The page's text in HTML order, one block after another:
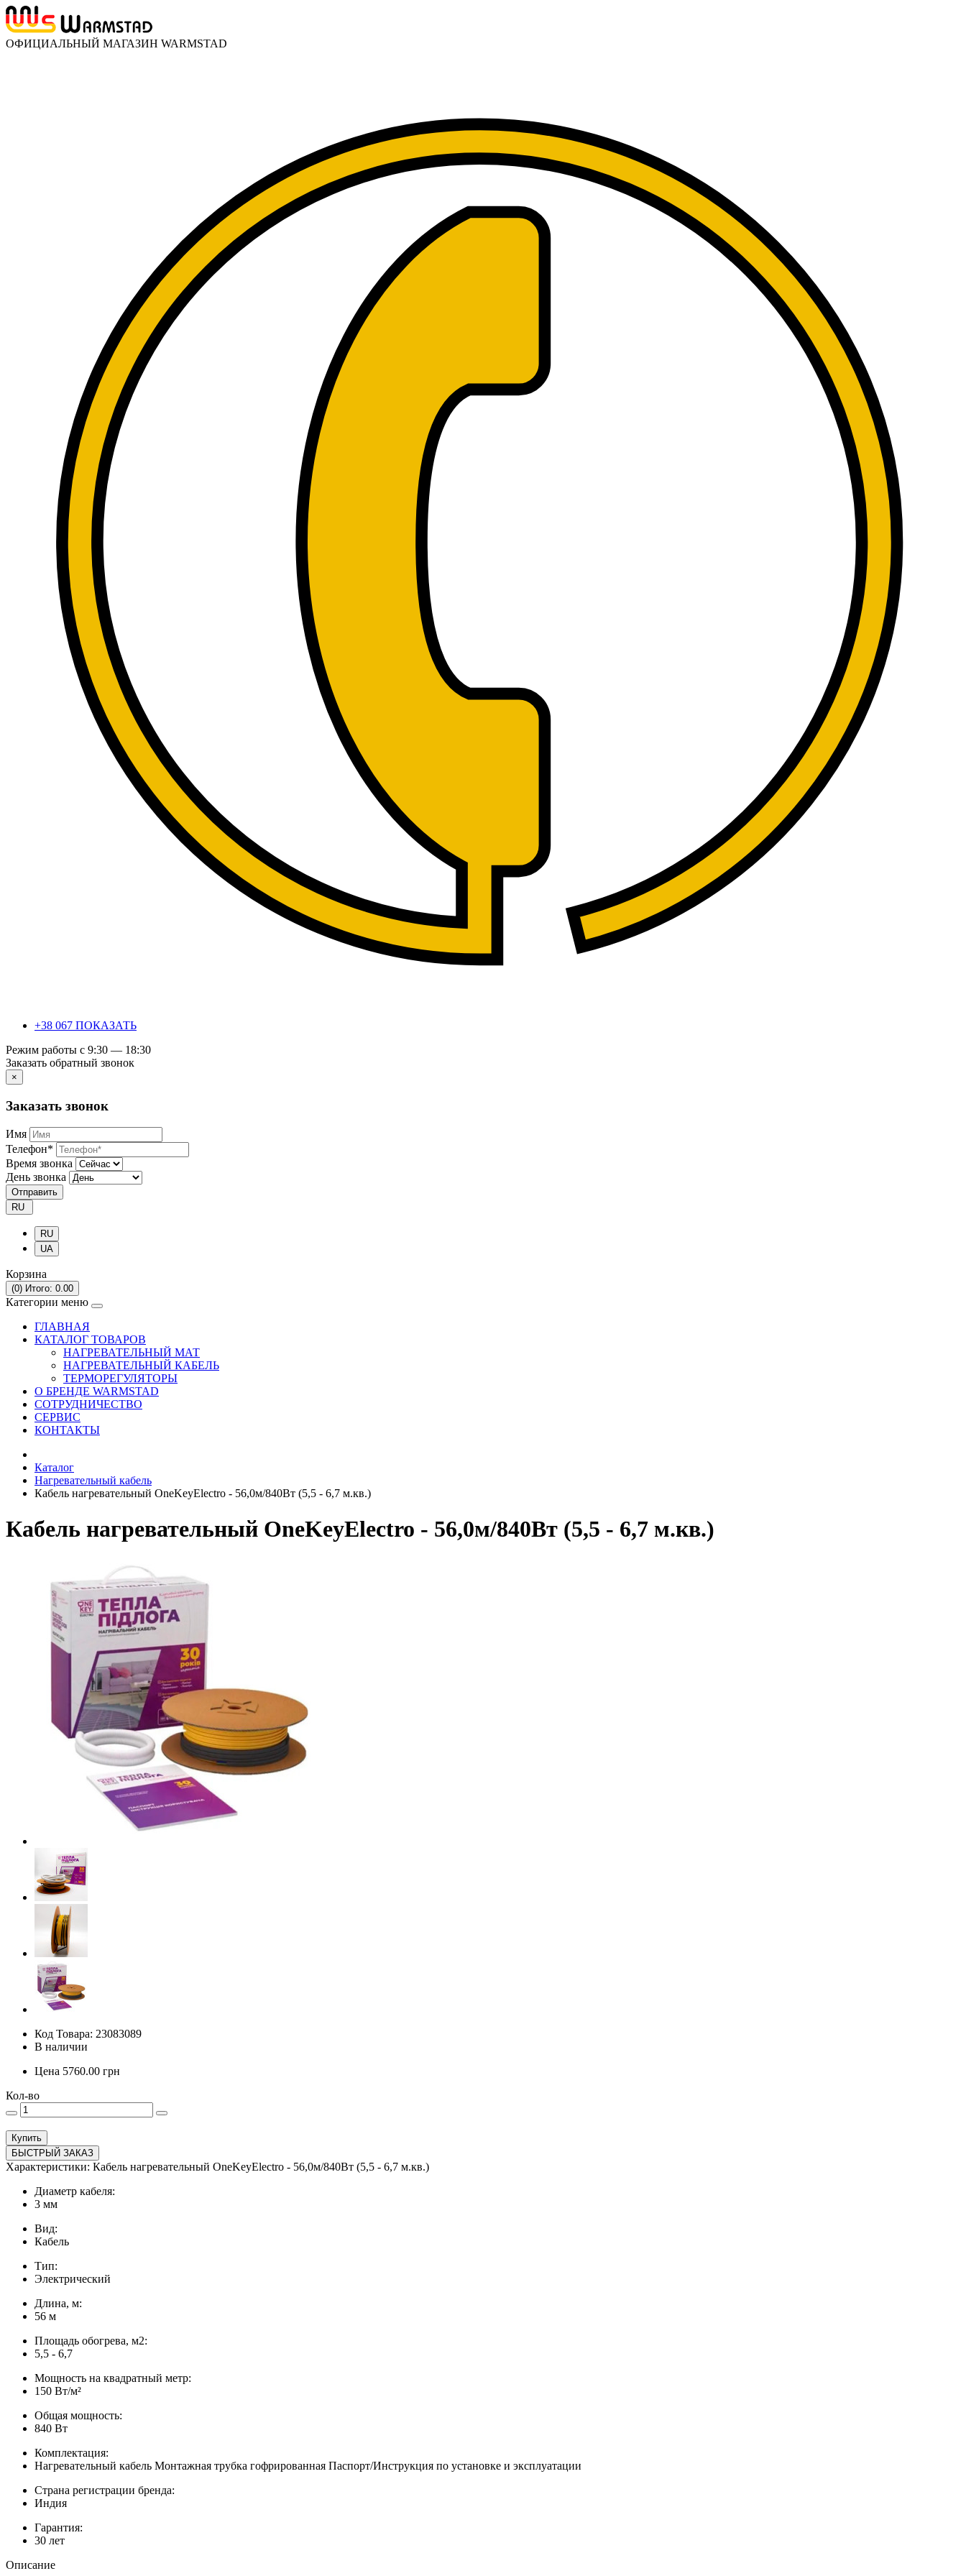
ОФИЦИАЛЬНЫЙ МАГАЗИН WARMSTAD
+38 067 ПОКАЗАТЬ
Режим работы с 9:30 — 18:30
Заказать обратный звонок
×
Заказать звонок
Имя
Телефон*
Время звонка
День звонка
Отправить
RU
RU
UA
Корзина
(0) Итого: 0.00
Категории меню
ГЛАВНАЯ
КАТАЛОГ ТОВАРОВ
НАГРЕВАТЕЛЬНЫЙ МАТ
НАГРЕВАТЕЛЬНЫЙ КАБЕЛЬ
ТЕРМОРЕГУЛЯТОРЫ
О БРЕНДЕ WARMSTAD
СОТРУДНИЧЕСТВО
СЕРВИC
КОНТАКТЫ
Каталог
Нагревательный кабель
Кабель нагревательный OneKeyElectro - 56,0м/840Вт (5,5 - 6,7 м.кв.)
Кабель нагревательный OneKeyElectro - 56,0м/840Вт (5,5 - 6,7 м.кв.)
Код Товара: 23083089
В наличии
Цена 5760.00 грн
Кол-во
Купить
БЫСТРЫЙ ЗАКАЗ
Характеристики: Кабель нагревательный OneKeyElectro - 56,0м/840Вт (5,5 - 6,7 м.кв.)
Диаметр кабеля:
3 мм
Вид:
Кабель
Тип:
Электрический
Длина, м:
56 м
Площадь обогрева, м2:
5,5 - 6,7
Мощность на квадратный метр:
150 Вт/м²
Общая мощность:
840 Вт
Комплектация:
Нагревательный кабель Монтажная трубка гофрированная Паспорт/Инструкция по установке и эксплуатации
Страна регистрации бренда:
Индия
Гарантия:
30 лет
Описание